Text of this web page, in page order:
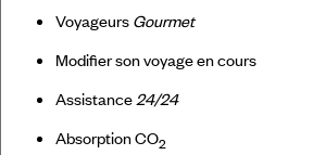
Voyageurs Gourmet
Modifier son voyage en cours
Assistance 24/24
Absorption CO2